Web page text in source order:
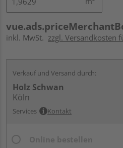
inkl. MwSt. zzgl. Versandkosten
Verkauf und Versand durch:
Holz Schwan
Köln
Services Kontakt